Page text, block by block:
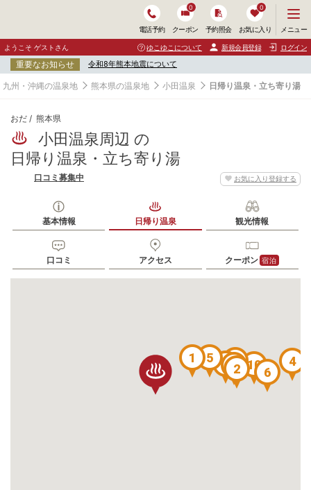
電話予約 クーポン
0
予約照会 お気に入り
0
ニ
ュ
ー
開
く
メニュー
ようこそ ゲストさん ゆこゆこについて 新規会員登録 ログイン
重要なお知らせ 令和8年熊本地震について
九州・沖縄の温泉地 熊本県の温泉地 小田温泉 日帰り温泉・立ち寄り湯
おだ 熊本県
小田温泉周辺 の
日帰り温泉・立ち寄り湯
お気に入り登録する
口コミ募集中
基本情報 日帰り温泉 観光情報
口コミ アクセス クーポン 宿泊
1
2
3 4
5
6
78 10